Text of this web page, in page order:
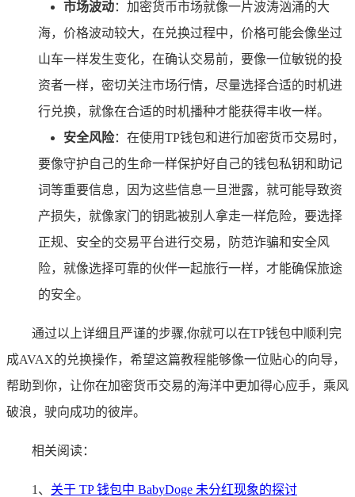
市场波动：加密货币市场就像一片波涛汹涌的大
海，价格波动较大，在兑换过程中，价格可能会像坐过
山车一样发生变化，在确认交易前，要像一位敏锐的投
资者一样，密切关注市场行情，尽量选择合适的时机进
行兑换，就像在合适的时机播种才能获得丰收一样。
安全风险：在使用TP钱包和进行加密货币交易时，
要像守护自己的生命一样保护好自己的钱包私钥和助记
词等重要信息，因为这些信息一旦泄露，就可能导致资
产损失，就像家门的钥匙被别人拿走一样危险，要选择
正规、安全的交易平台进行交易，防范诈骗和安全风
险，就像选择可靠的伙伴一起旅行一样，才能确保旅途
的安全。
通过以上详细且严谨的步骤,你就可以在TP钱包中顺利完
成AVAX的兑换操作，希望这篇教程能够像一位贴心的向导，
帮助到你，让你在加密货币交易的海洋中更加得心应手，乘风
破浪，驶向成功的彼岸。
相关阅读：
1、 关于 TP 钱包中 BabyDoge 未分红现象的探讨